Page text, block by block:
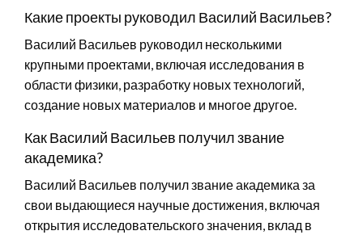
Какие проекты руководил Василий Васильев?
Василий Васильев руководил несколькими
крупными проектами, включая исследования в
области физики, разработку новых технологий,
создание новых материалов и многое другое.
Как Василий Васильев получил звание
академика?
Василий Васильев получил звание академика за
свои выдающиеся научные достижения, включая
открытия исследовательского значения, вклад в